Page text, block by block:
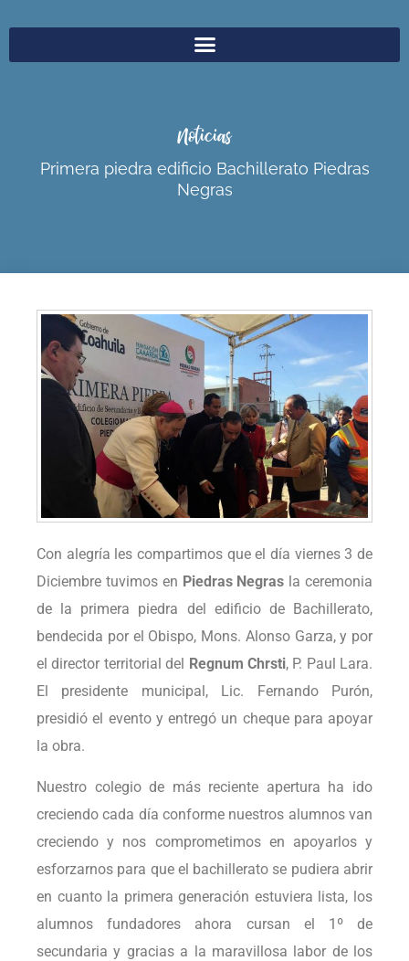
Noticias
Primera piedra edificio Bachillerato Piedras
Negras
Con alegría les compartimos que el día viernes 3 de
Diciembre tuvimos en Piedras Negras la ceremonia
de la primera piedra del edificio de Bachillerato,
bendecida por el Obispo, Mons. Alonso Garza, y por
el director territorial del
Regnum Chrsti, P. Paul Lara.
El presidente municipal, Lic. Fernando Purón,
presidió el evento y entregó un cheque para apoyar
la obra.
Nuestro colegio de más reciente apertura ha ido
creciendo cada día conforme nuestros alumnos van
creciendo y nos comprometimos en apoyarlos y
esforzarnos para que el bachillerato se pudiera abrir
en cuanto la primera generación estuviera lista, los
alumnos fundadores ahora cursan el 1º de
secundaria y gracias a la maravillosa labor de los